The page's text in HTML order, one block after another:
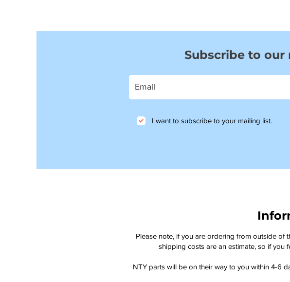
Subscribe to our
I want to subscribe to your mailing list.
Please note, if you are ordering from outside of
shipping costs are an estimate, so if you
NTY parts will be on their way to you within 4-6